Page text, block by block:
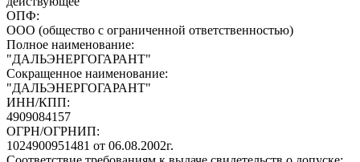
ОПФ:
ООО (общество с ограниченной ответственностью)
Полное наименование:
"ДАЛЬЭНЕРГОГАРАНТ"
Сокращенное наименование:
"ДАЛЬЭНЕРГОГАРАНТ"
ИНН/КПП:
4909084157
ОГРН/ОГРНИП:
1024900951481 от 06.08.2002г.